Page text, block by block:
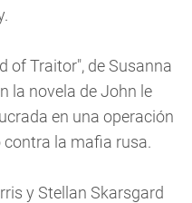
of Traitor", de Susanna
la novela de John le
en una operación
la mafia rusa.
y Stellan Skarsgard